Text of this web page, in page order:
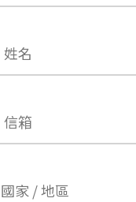
姓名
信箱
國家 / 地區